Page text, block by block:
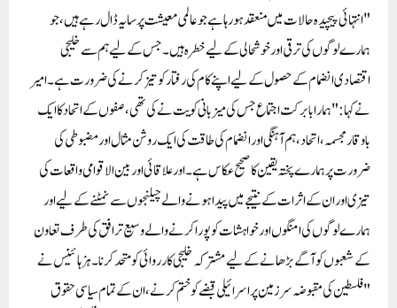
"انتہائی پیچیدہ حالات میں منعقد ہو رہا ہے جو عالمی معیشت پر سایہ ڈال رہے ہیں، جو
ہمارے لوگوں کی ترقی اور خوشحالی کے لیے خطرہ ہیں۔ جس کے لیے ہم سے خلیجی
اقتصادی انضمام کے حصول کے لیے اپنے کام کی رفتار کو تیز کرنے کی ضرورت ہے۔امیر
نے کہا: "ہمارا بابرکت اجتماع جس کی میزبانی کویت نے کی تھی، صفوں کے اتحاد کا ایک
باوقار مجسمہ، اتحاد، ہم آہنگی اور انضمام کی طاقت کی ایک روشن مثال اور مضبوطی کی
ضرورت پر ہمارے پختہ یقین کا صحیح عکاس ہے۔ اور علاقائی اور بین الاقوامی واقعات کی
تیزی اور ان کے اثرات کے نتیجے میں پیدا ہونے والے چیلنجوں سے نمٹنے کے لیے اور
ہمارے لوگوں کی امنگوں اور خواہشات کو پورا کرنے والے وسیع تر افق کی طرف تعاون
کے شعبوں کو آگے بڑھانے کے لیے مشترکہ خلیجی کارروائی کو متحد کرنا۔ہز ہائینس نے
"فلسطین کی مقبوضہ سرزمین پر اسرائیلی قبضے کو ختم کرنے، ان کے تمام سیاسی حقوق